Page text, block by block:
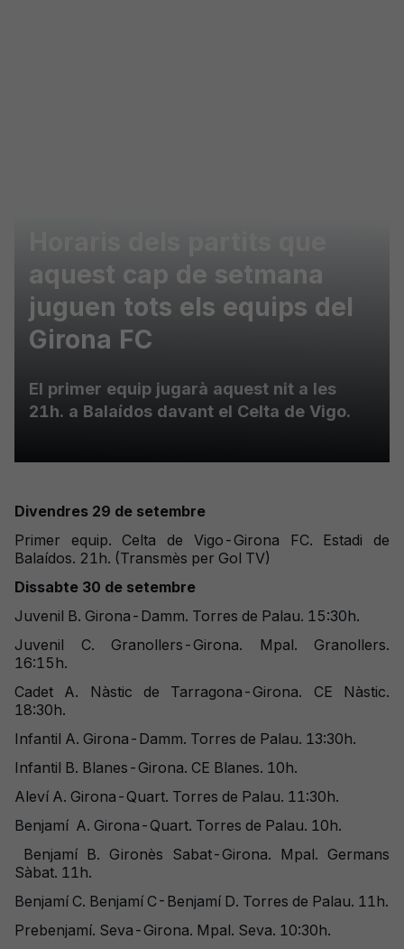
aquest cap de setmana
juguen tots els equips del
Girona FC
El primer equip jugarà aquest nit a les
21h. a Balaídos davant el Celta de Vigo.
Divendres 29 de setembre
Primer equip. Celta de Vigo-Girona FC. Estadi de
Balaídos. 21h. (Transmès per Gol TV)
Dissabte 30 de setembre
Juvenil B. Girona-Damm. Torres de Palau. 15:30h.
Juvenil C. Granollers-Girona. Mpal. Granollers.
16:15h.
Cadet A. Nàstic de Tarragona-Girona. CE Nàstic.
18:30h.
Infantil A. Girona-Damm. Torres de Palau. 13:30h.
Infantil B. Blanes-Girona. CE Blanes. 10h.
Aleví A. Girona-Quart. Torres de Palau. 11:30h.
Benjamí A. Girona-Quart. Torres de Palau. 10h.
Benjamí B. Gironès Sabat-Girona. Mpal. Germans
Sàbat. 11h.
Benjamí C. Benjamí C-Benjamí D. Torres de Palau. 11h.
Prebenjamí. Seva-Girona. Mpal. Seva. 10:30h.